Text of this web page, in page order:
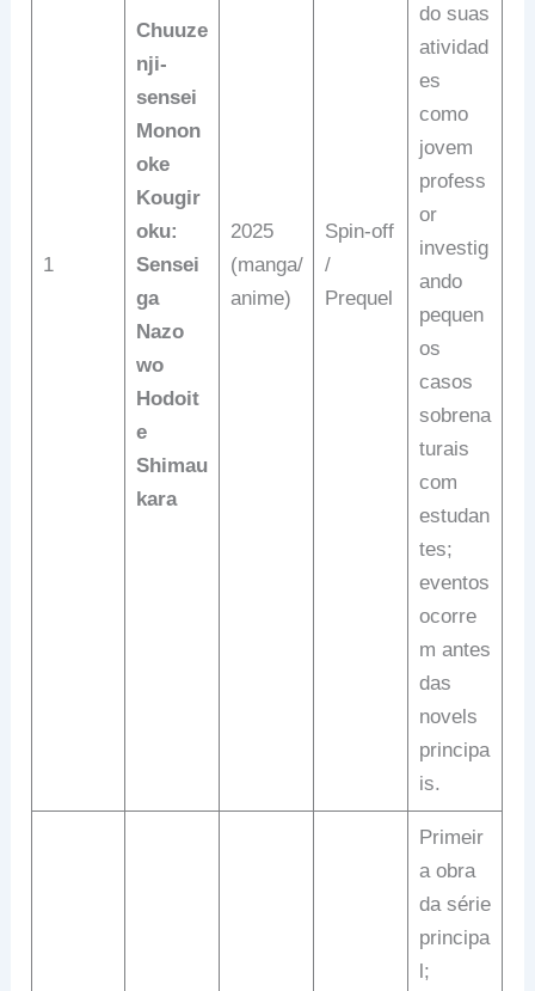
1
Chuuze
nji-
sensei
Monon
oke
Kougir
oku:
Sensei
ga
Nazo
wo
Hodoit
e
Shimau
kara
2025
(manga/
anime)
Spin-off
/
Prequel
do suas
atividad
es
como
jovem
profess
or
investig
ando
pequen
os
casos
sobrena
turais
com
estudan
tes;
eventos
ocorre
m antes
das
novels
principa
is.
Primeir
a obra
da série
principa
l;